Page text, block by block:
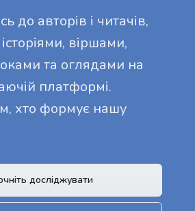
до авторів і читачів,
історіями, віршами,
та оглядами на
платформі.
хто формує нашу
досліджувати